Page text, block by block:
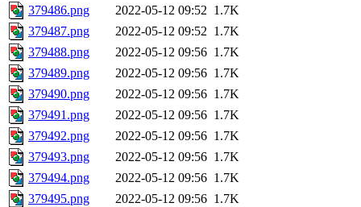
379486.png
2022-05-12 09:52 1.7K
379487.png
2022-05-12 09:52 1.7K
379488.png
2022-05-12 09:56 1.7K
379489.png
2022-05-12 09:56 1.7K
379490.png
2022-05-12 09:56 1.7K
379491.png
2022-05-12 09:56 1.7K
379492.png
2022-05-12 09:56 1.7K
379493.png
2022-05-12 09:56 1.7K
379494.png
2022-05-12 09:56 1.7K
379495.png
2022-05-12 09:56 1.7K